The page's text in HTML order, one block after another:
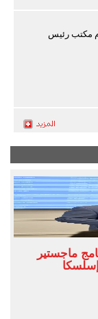
مكتب رئيس
ماجستير